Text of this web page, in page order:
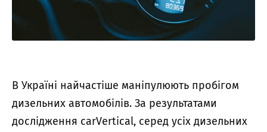
В Україні найчастіше маніпулюють пробігом
дизельних автомобілів. За результатами
дослідження carVertical, серед усіх дизельних